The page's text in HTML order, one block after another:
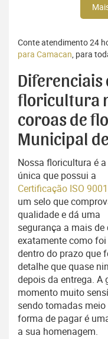
Conte atendimento 24
para Camacan, para
Diferenciais
floricultura
coroas de
Municipal
Nossa floricultura é a
única que possui a
Certificação ISO 9001
um selo que
qualidade e dá uma
segurança a mais de
exatamente como
dentro do prazo que
detalhe que quase
depois da entrega. A
momento muito
sendo tomadas
forma de pagar é
a sua homenagem.